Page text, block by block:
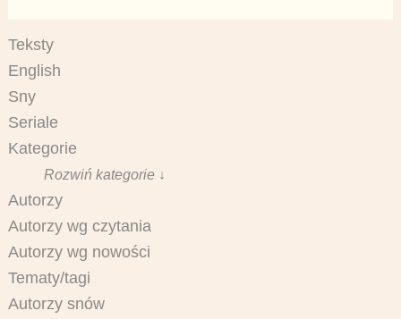
Teksty
English
Sny
Seriale
Kategorie
Rozwiń kategorie ↓
Autorzy
Autorzy wg czytania
Autorzy wg nowości
Tematy/tagi
Autorzy snów